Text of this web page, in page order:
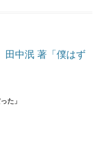
中泯 著「僕はず
た」